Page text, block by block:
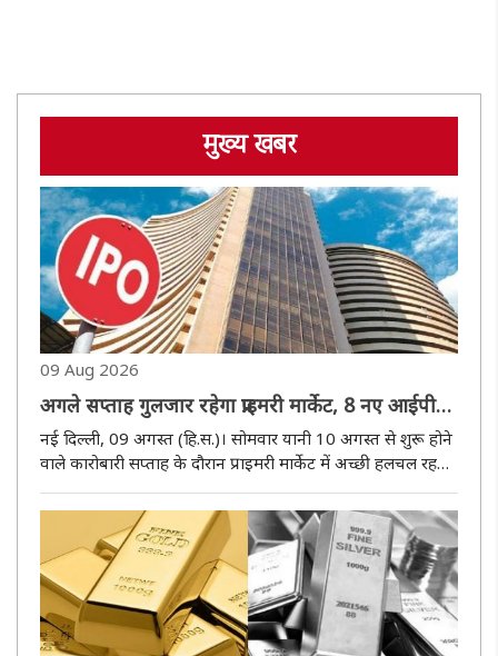
मुख्य खबर
09 Aug 2026
अगले सप्ताह गुलजार रहेगा प्राइमरी मार्केट, 8 नए आईपीओ
की लॉन्चिंग, 8 कंपनियों के शेयर भी स्टॉक मार्केट में होंगे
लिस्ट
नई दिल्ली, 09 अगस्त (हि.स.)। सोमवार यानी 10 अगस्त से शुरू होने
वाले कारोबारी सप्ताह के दौरान प्राइमरी मार्केट में अच्छी हलचल रहने
वाली है। इस सप्ताह आठ कंपनियां अपने आईपीओ लॉन्च कर रही हैं।
इनमें पांच कंपनियों के आईपीओ मेनबोर्ड सेगमेंट के हैं, जबकि..